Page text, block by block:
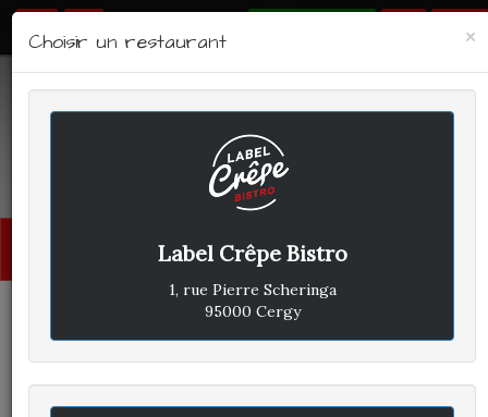
LABEL CRÊPE - BISTRO
CLIENT A A
×
Choisir un restaurant
Label Crêpe Bistro
1, rue Pierre Scheringa
95000 Cergy